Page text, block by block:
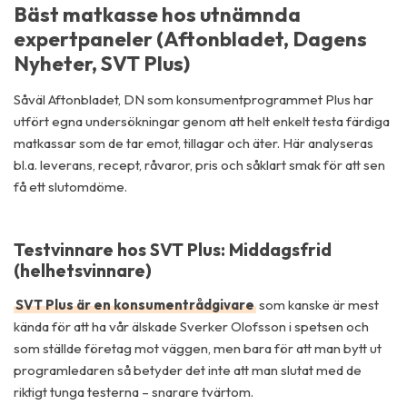
Bäst matkasse hos utnämnda
expertpaneler (Aftonbladet, Dagens
Nyheter, SVT Plus)
Såväl Aftonbladet, DN som konsumentprogrammet Plus har
utfört egna undersökningar genom att helt enkelt testa färdiga
matkassar som de tar emot, tillagar och äter. Här analyseras
bl.a. leverans, recept, råvaror, pris och såklart smak för att sen
få ett slutomdöme.
Testvinnare hos SVT Plus: Middagsfrid
(helhetsvinnare)
SVT Plus är en konsumentrådgivare som kanske är mest
kända för att ha vår älskade Sverker Olofsson i spetsen och
som ställde företag mot väggen, men bara för att man bytt ut
programledaren så betyder det inte att man slutat med de
riktigt tunga testerna – snarare tvärtom.